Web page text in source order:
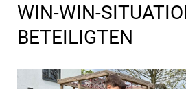
WIN-WIN-
BETEILIGTEN